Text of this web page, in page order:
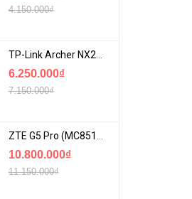
4.150.000₫
TP-Link Archer NX200 | Bộ Phát WiFi Dùng Sim 5G Tốc Độ Cao Mới FullBox
6.250.000₫
7.150.000₫
ZTE G5 Pro (MC8512) | Router 5G WiFi7 Be7200 Hỗ Trợ Băng Tần 6Ghz Cực Mạnh
10.800.000₫
11.150.000₫